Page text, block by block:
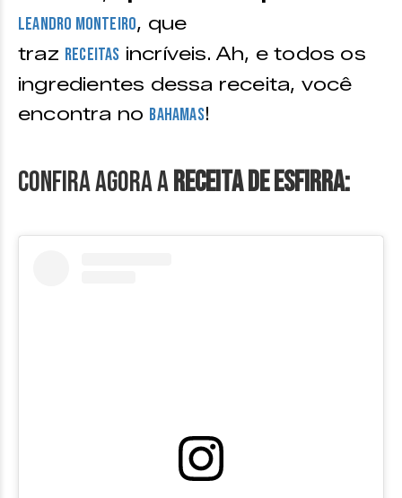
Leandro Monteiro, que
traz receitas incríveis. Ah, e todos os
ingredientes dessa receita, você
encontra no Bahamas!
Confira agora aReceita de Esfirra: